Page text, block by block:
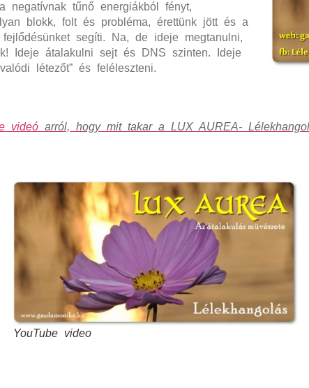
tűnő energiákból fényt,
blokk, folt és probléma, érettünk jött és a
segíti. Na, de ideje megtanulni,
k! Ideje átalakulni sejt és DNS szinten. Ideje
létezőt” és feléleszteni.
videó arról, hogy mit takar a LUX AUREA-
YouTube video